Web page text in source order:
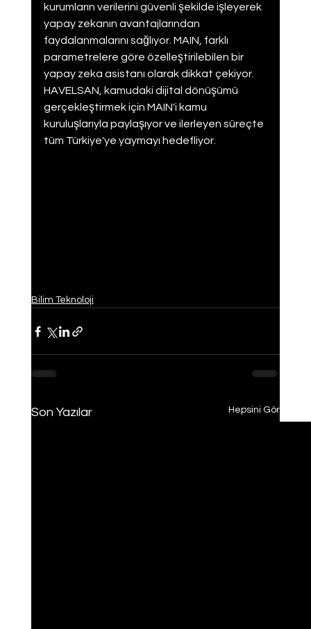
kurumların verilerini güvenli şekilde işleyerek
yapay zekanın avantajlarından
faydalanmalarını sağlıyor. MAIN, farklı
parametrelere göre özelleştirilebilen bir
yapay zeka asistanı olarak dikkat çekiyor.
HAVELSAN, kamudaki dijital dönüşümü
gerçekleştirmek için MAIN'i kamu
kuruluşlarıyla paylaşıyor ve ilerleyen süreçte
tüm Türkiye'ye yaymayı hedefliyor.
Bilim Teknoloji
Son Yazılar Hepsini Gör